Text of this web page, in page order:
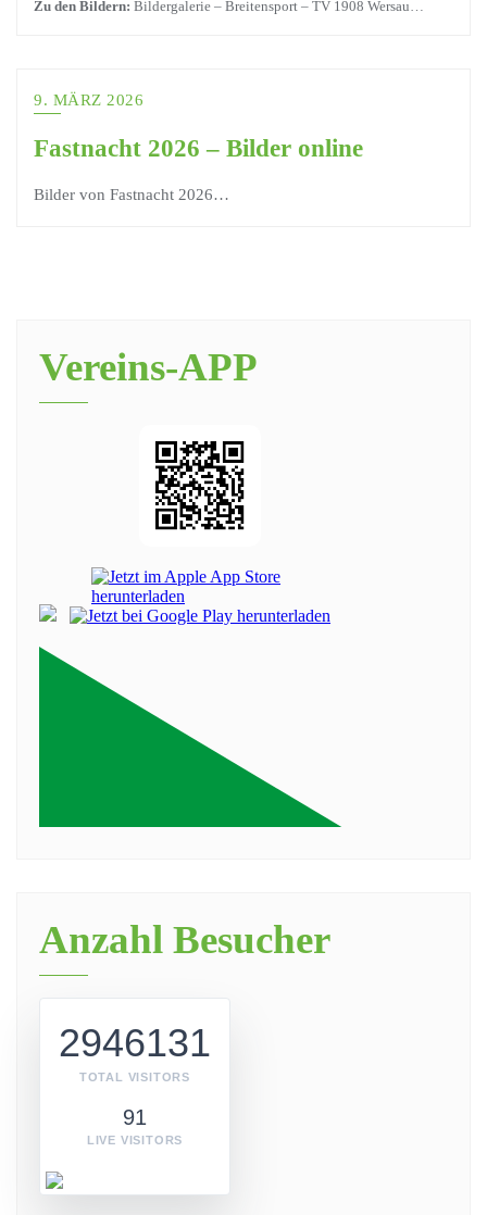
Zu den Bildern: Bildergalerie – Breitensport – TV 1908 Wersau…
9. MÄRZ 2026
Fastnacht 2026 – Bilder online
Bilder von Fastnacht 2026…
Vereins-APP
Anzahl Besucher
2946131
TOTAL VISITORS
91
LIVE VISITORS